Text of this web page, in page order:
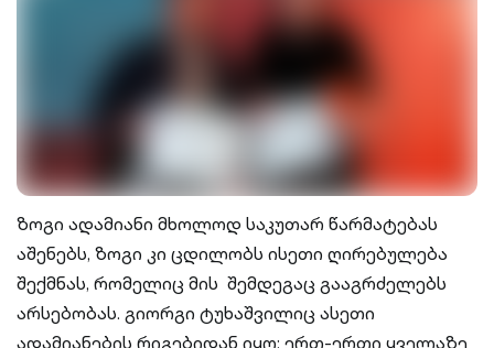
ზოგი ადამიანი მხოლოდ საკუთარ წარმატებას
აშენებს, ზოგი კი ცდილობს ისეთი ღირებულება
შექმნას, რომელიც მის შემდეგაც გააგრძელებს
არსებობას. გიორგი ტუხაშვილიც ასეთი
ადამიანების რიგებიდან იყო: ერთ-ერთი ყველაზე